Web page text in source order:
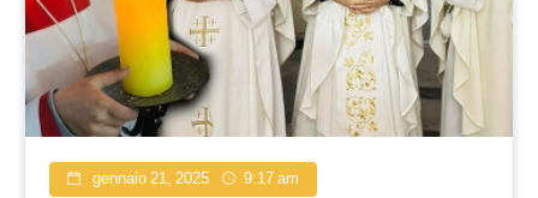
gennaio 21, 2025 9:17 am